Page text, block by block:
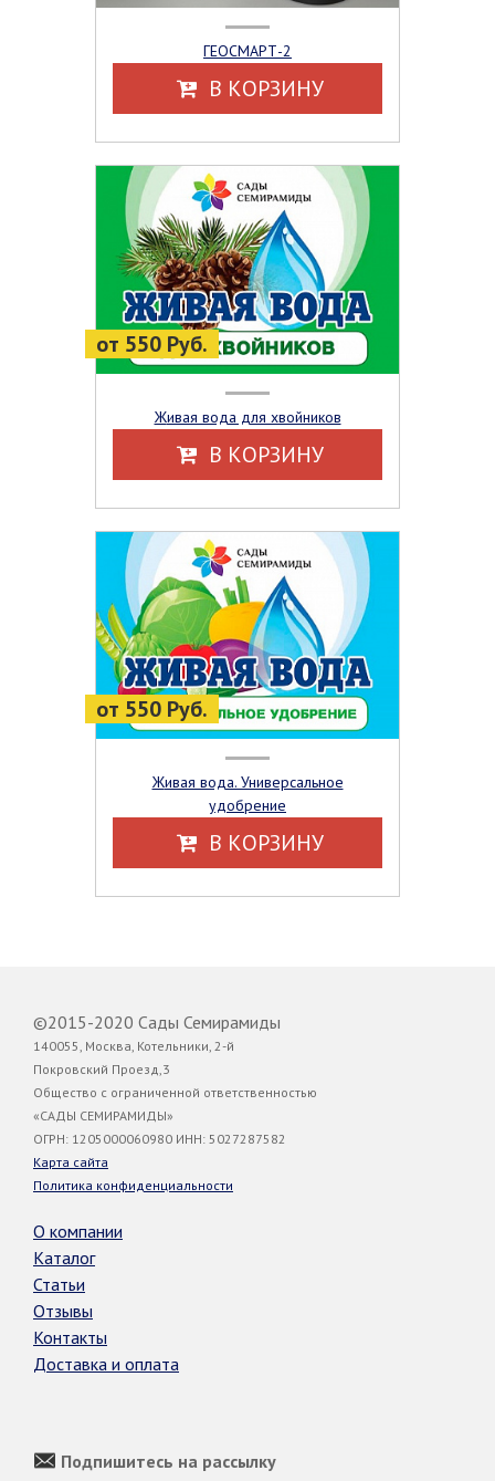
ГЕОСМАРТ-2
В КОРЗИНУ
от 550 Руб.
Живая вода для хвойников
В КОРЗИНУ
от 550 Руб.
Живая вода. Универсальное
удобрение
В КОРЗИНУ
©2015-2020 Сады Семирамиды
140055, Москва, Котельники, 2-й
Покровский Проезд,3
Общество с ограниченной ответственностью
«САДЫ СЕМИРАМИДЫ»
ОГРН: 1205000060980 ИНН: 5027287582
Карта сайта
Политика конфиденциальности
О компании
Каталог
Статьи
Отзывы
Контакты
Доставка и оплата
Подпишитесь на рассылку